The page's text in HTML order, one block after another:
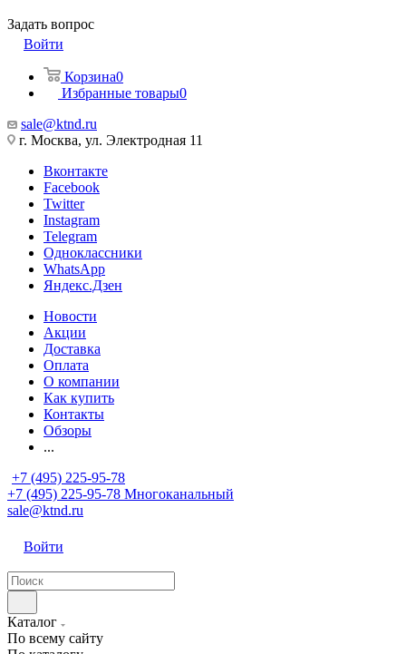
Задать вопрос
Войти
Корзина0
Избранные товары0
sale@ktnd.ru
г. Москва, ул. Электродная 11
Вконтакте
Facebook
Twitter
Instagram
Telegram
Одноклассники
WhatsApp
Яндекс.Дзен
Новости
Акции
Доставка
Оплата
О компании
Как купить
Контакты
Обзоры
...
+7 (495) 225-95-78
+7 (495) 225-95-78 Многоканальный
sale@ktnd.ru
Войти
Каталог
По всему сайту